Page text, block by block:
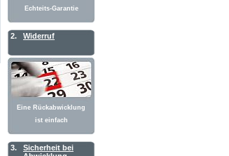
Echteits-Garantie
2. Widerruf
Eine Rückabwicklung
ist einfach
3.
Sicherheit bei